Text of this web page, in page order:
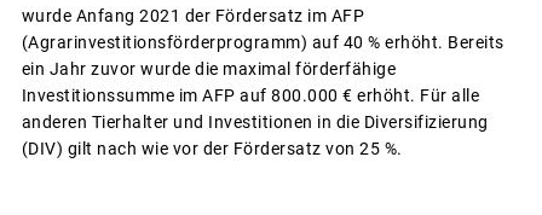
wurde Anfang 2021 der Fördersatz im AFP
(Agrarinvestitionsförderprogramm) auf 40 % erhöht. Bereits
ein Jahr zuvor wurde die maximal förderfähige
Investitionssumme im AFP auf 800.000 € erhöht. Für alle
anderen Tierhalter und Investitionen in die Diversifizierung
(DIV) gilt nach wie vor der Fördersatz von 25 %.